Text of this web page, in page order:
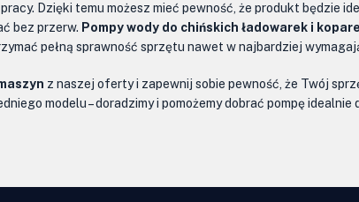
Dzięki temu możesz mieć pewność, że produkt będzie
bez przerw. Pompy wody do chińskich ładowarek i
pełną sprawność sprzętu nawet w najbardziej
z naszej oferty i zapewnij sobie pewność, że Twój
modelu – doradzimy i pomożemy dobrać pompę idealnie